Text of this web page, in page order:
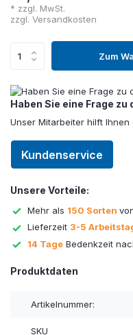
* zzgl. MwSt.
zzgl. Versandkosten
Zum
Haben Sie eine Frage
Unser Mitarbeiter hilft
Kundenservice
Unsere Vorteile:
Mehr als 150 Sorten
Lieferzeit 3-5
14 Tage Bedenkzeit
Produktdaten
Artikelnummer:
SKU